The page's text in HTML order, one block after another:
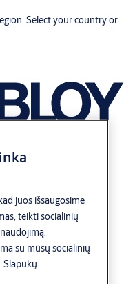
Select your country or
juos išsaugosime
teikti socialinių
su mūsų socialinių
Slapukų